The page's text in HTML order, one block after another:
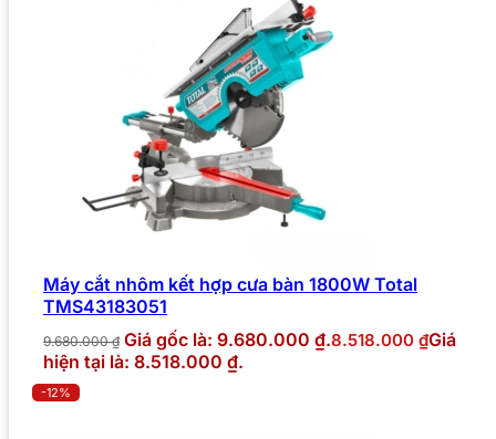
Máy cắt nhôm kết hợp cưa bàn 1800W Total
TMS43183051
9.680.000₫ Giá gốc là: 9.680.000 ₫.8.518.000 ₫Giá
hiện tại là: 8.518.000 ₫.
-12%